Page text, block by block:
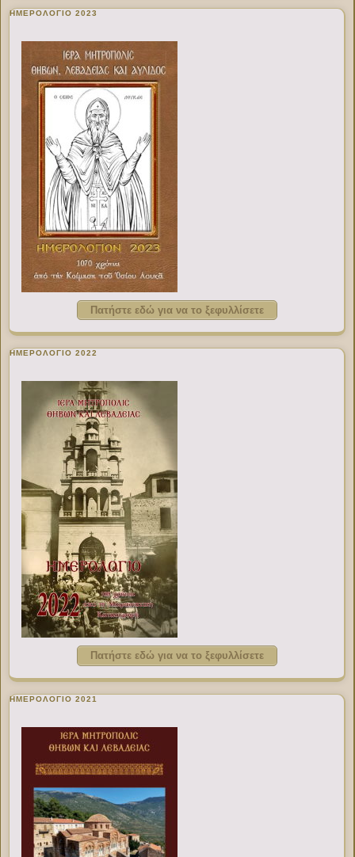
ΗΜΕΡΟΛΟΓΙΟ 2023
Πατήστε εδώ για να το ξεφυλλίσετε
ΗΜΕΡΟΛΟΓΙΟ 2022
Πατήστε εδώ για να το ξεφυλλίσετε
ΗΜΕΡΟΛΟΓΙΟ 2021